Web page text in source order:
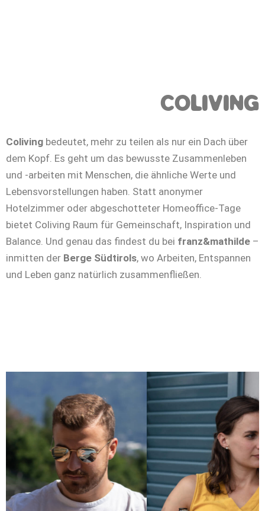
COLIVING
Coliving bedeutet, mehr zu teilen als nur ein Dach über
dem Kopf. Es geht um das bewusste Zusammenleben
und -arbeiten mit Menschen, die ähnliche Werte und
Lebensvorstellungen haben. Statt anonymer
Hotelzimmer oder abgeschotteter Homeoffice-Tage
bietet Coliving Raum für Gemeinschaft, Inspiration und
Balance. Und genau das findest du bei franz&mathilde –
inmitten der Berge Südtirols, wo Arbeiten, Entspannen
und Leben ganz natürlich zusammenfließen.